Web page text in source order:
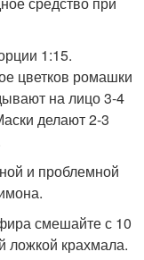
1:15.
цветков ромашки
на лицо 3-4
делают 2-3
и проблемной
смешайте с 10
ложкой крахмала.